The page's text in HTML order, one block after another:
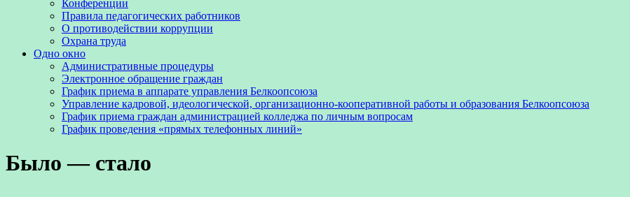
Конференции
Правила педагогических работников
О противодействии коррупции
Охрана труда
Одно окно
Административные процедуры
Электронное обращение граждан
График приема в аппарате управления Белкоопсоюза
Управление кадровой, идеологической, организационно-кооперативной работы и образования Белкоопсоюза
График приема граждан администрацией колледжа по личным вопросам
График проведения «прямых телефонных линий»
Было — стало